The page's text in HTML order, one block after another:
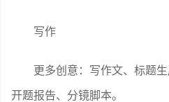
写作
更多创意：写作文、标题
开题报告、分镜脚本。